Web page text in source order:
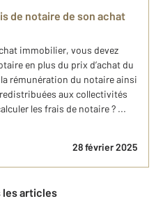
de notaire de son achat
immobilier, vous devez
en plus du prix d’achat du
rémunération du notaire ainsi
aux collectivités
les frais de notaire ? ...
28 février 2025
les articles